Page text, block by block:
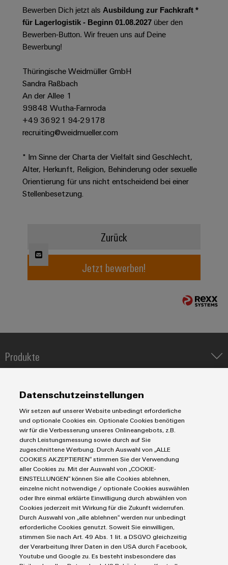
Schiffbau
Umfassende
Verbindungslösungen
für
Industrie
Wasseraufbereitung
&
Abwasseraufbereitung
Lösungen
die
Wasser-
und
Abwasserindustrie
Wasserstoff
Windenergie
Manufacturer
(OEM)
Platform
easyConnect
&
Zubehör
Werkzeuge
Automaten
Software
Markierer
Industriedrucker
Infrastructure
Kundenspezifische
Kabelkonfektionierung
Produktinnovationen
Praxisnahe
Verbindungen für
Ihre Industrie.
Unsere Neuheiten
im Bereich
Industrial
Connectivity.
Bewerben Dich jetzt als Ausbildung zur Fachkraft *
für Lagerlogistik - Beginn 01.08.2027 über den
Bewerben-Button. Wir freuen uns auf Deine
Bewerbung!
Thüringische Weidmüller GmbH
Sandra Raßbach
An der Allee 1
99848 Wutha-Farnroda
+49 36921 94-29178
recruiting@weidmueller.com
* Im Sinne der Charta der Vielfalt sind Geschlecht,
Alter, Herkunft, Religion, Behinderung oder sexuelle
Orientierung für uns nicht entscheidend bei einer
Stellenbesetzung.
Zurück
Jetzt bewerben!
Produkte
Koppelrelais
Leiterplattensteckverbinder und Leiterplattenklemmen
Markierungssysteme
Reihenklemmen
Stromversorgungen
Industrial IoT
Industrial Security
Single Pair Ethernet
Smart Metering
SNAP IN Anschlusstechnologie
Workplace Solutions
Service
Connectivity Consulting
eShop / Digitale Bestellmöglichkeiten
Engineering-Daten
PCB Connector Services
Support Center
Technische Produktkataloge
Weidmüller Configurator
Industrien
Datencenter
Gerätehersteller
Maschinenbau
Photovoltaik
Wasserstoff
Weidmüller Industry Match
Windenergie
Impressum
Einkaufs- /Lieferanteninformationen
Datenschutzerklärung
Cookie Richtlinie
Cookie Einstellungen
Datenschutzeinstellungen
Wir setzen auf unserer Website unbedingt erforderliche
und optionale Cookies ein. Optionale Cookies benötigen
wir für die Verbesserung unseres Onlineangebots, z.B.
durch Leistungsmessung sowie durch auf Sie
zugeschnittene Werbung. Durch Auswahl von „ALLE
COOKIES AKZEPTIEREN“ stimmen Sie der Verwendung
aller Cookies zu. Mit der Auswahl von „COOKIE-
EINSTELLUNGEN“ können Sie alle Cookies ablehnen,
einzelne nicht notwendige / optionale Cookies auswählen
oder Ihre einmal erklärte Einwilligung durch abwählen von
Cookies jederzeit mit Wirkung für die Zukunft widerrufen.
Durch Auswahl von „alle ablehnen“ werden nur unbedingt
erforderliche Cookies genutzt. Soweit Sie einwilligen,
stimmen Sie nach Art. 49 Abs. 1 lit. a DSGVO gleichzeitig
der Verarbeitung Ihrer Daten in den USA durch Facebook,
Youtube und Google zu. Es besteht insbesondere das